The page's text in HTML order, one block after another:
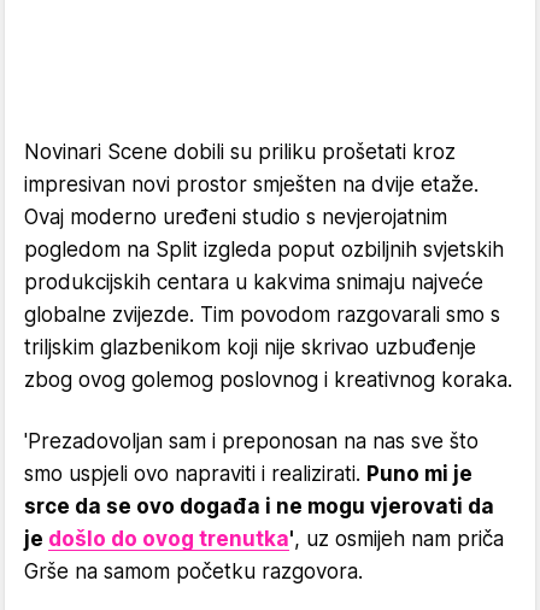
Novinari Scene dobili su priliku prošetati kroz
impresivan novi prostor smješten na dvije etaže.
Ovaj moderno uređeni studio s nevjerojatnim
pogledom na Split izgleda poput ozbiljnih svjetskih
produkcijskih centara u kakvima snimaju najveće
globalne zvijezde. Tim povodom razgovarali smo s
triljskim glazbenikom koji nije skrivao uzbuđenje
zbog ovog golemog poslovnog i kreativnog koraka.
'Prezadovoljan sam i preponosan na nas sve što
smo uspjeli ovo napraviti i realizirati. Puno mi je
srce da se ovo događa i ne mogu vjerovati da
je došlo do ovog trenutka', uz osmijeh nam priča
Grše na samom početku razgovora.